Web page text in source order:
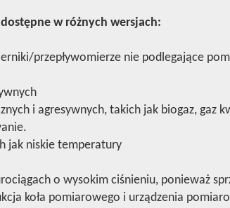
w różnych wersjach:
przepływomierze nie podlegające
i agresywnych, takich jak biogaz, gaz
jak niskie temperatury
o wysokim ciśnieniu, ponieważ
koła pomiarowego i urządzenia